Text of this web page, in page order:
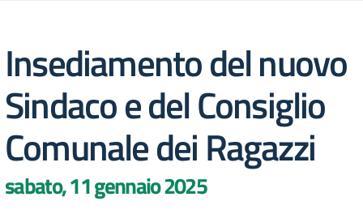
Insediamento del nuovo
Sindaco e del Consiglio
Comunale dei Ragazzi
sabato, 11 gennaio 2025